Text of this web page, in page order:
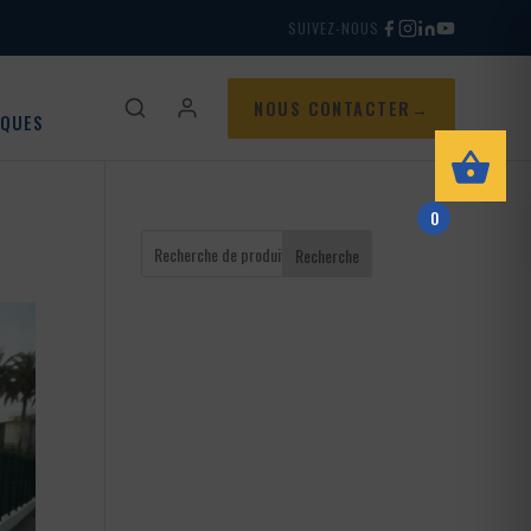
SUIVEZ-NOUS
NOUS CONTACTER
Recherche
0